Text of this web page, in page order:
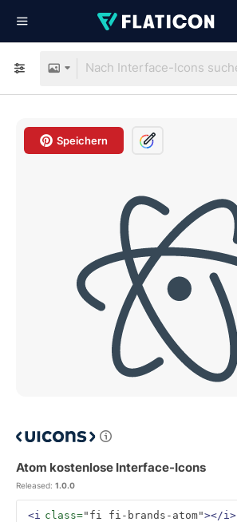
Speichern
Atom kostenlose Interface-Icons
Released: 1.0.0
<i class="fi fi-brands-atom"></i>